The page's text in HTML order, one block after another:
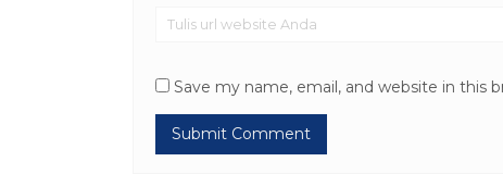
Save my name, email, and website in this